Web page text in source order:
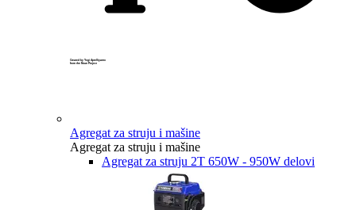
Created by Yogi Aprelliyanto
from the Noun Project
Agregat za struju i mašine
Agregat za struju i mašine
Agregat za struju 2T 650W - 950W delovi